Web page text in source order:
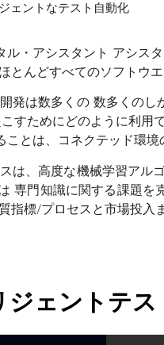
ェントなテスト自動化
ル・アシスタント アシス
ほとんどすべてのソフトウ
発は数多くの 数多くのし
すためにどのように利
とは、コネクテッド環
は、高度な機械学習ア
専門知識に関する課題を
指標/プロセスと市場投入
ジェントテ